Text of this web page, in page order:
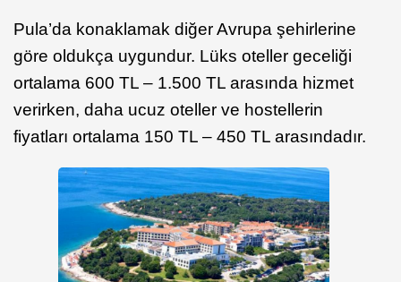
Pula’da konaklamak diğer Avrupa şehirlerine
göre oldukça uygundur. Lüks oteller geceliği
ortalama 600 TL – 1.500 TL arasında hizmet
verirken, daha ucuz oteller ve hostellerin
fiyatları ortalama 150 TL – 450 TL arasındadır.